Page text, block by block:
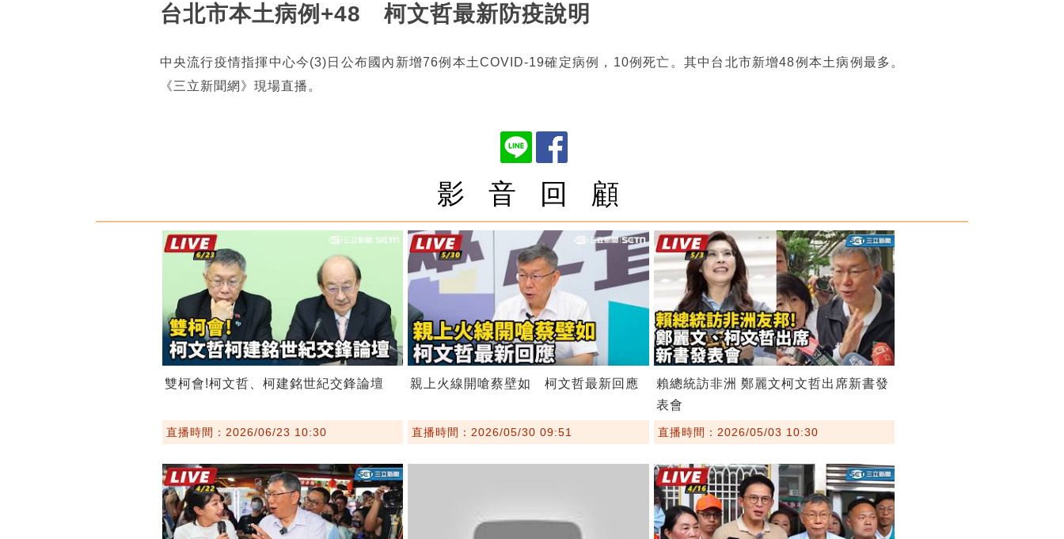
台北市本土病例+48 柯文哲最新防疫說明
中央流行疫情指揮中心今(3)日公布國內新增76例本土COVID-19確定病例，10例死亡。其中台北市新增48例本土病例最多。
《三立新聞網》現場直播。
影 音 回 顧
雙柯會!柯文哲、柯建銘世紀交鋒論壇
直播時間：2026/06/23 10:30
親上火線開嗆蔡壁如 柯文哲最新回應
直播時間：2026/05/30 09:51
賴總統訪非洲 鄭麗文柯文哲出席新書發
表會
直播時間：2026/05/03 10:30